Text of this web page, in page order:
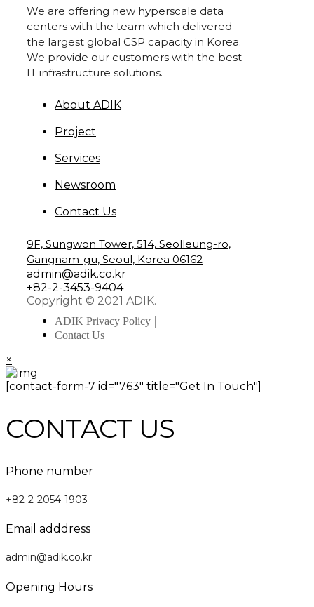
We are offering new hyperscale data
centers with the team which delivered
the largest global CSP capacity in Korea.
We provide our customers with the best
IT infrastructure solutions.
About ADIK
Project
Services
Newsroom
Contact Us
9F, Sungwon Tower, 514, Seolleung-ro,
Gangnam-gu, Seoul, Korea 06162
admin@adik.co.kr
+82-2-3453-9404
Copyright © 2021 ADIK.
ADIK Privacy Policy
Contact Us
×
[contact-form-7 id="763" title="Get In Touch"]
CONTACT US
Phone number
+82-2-2054-1903
Email adddress
admin@adik.co.kr
Opening Hours